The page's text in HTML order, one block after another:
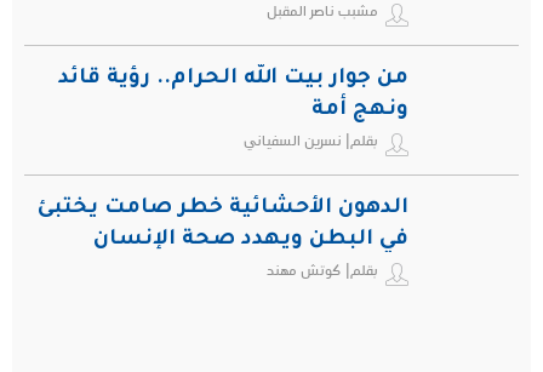
مشبب ناصر المقبل
من جوار بيت الله الحرام.. رؤية قائد
ونهج أمة
بقلم| نسرين السفياني
الدهون الأحشائية خطر صامت يختبئ
في البطن ويهدد صحة الإنسان
بقلم| كوتش مهند